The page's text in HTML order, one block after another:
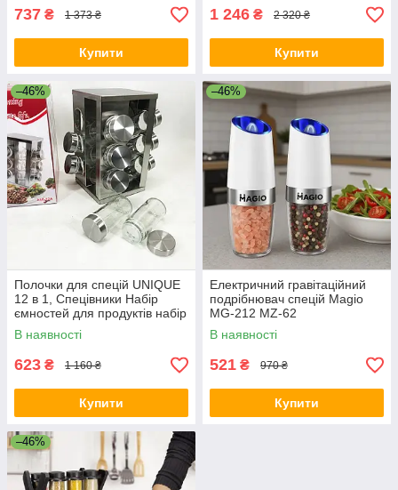
737 ₴ 1 373 ₴
Купити
1 246 ₴ 2 320 ₴
Купити
–46%
Полочки для спецій UNIQUE
12 в 1, Спецівники Набір
ємностей для продуктів набір
спецій BH-29
В наявності
623 ₴ 1 160 ₴
Купити
–46%
Електричний гравітаційний
подрібнювач спецій Magio
MG-212 MZ-62
В наявності
521 ₴ 970 ₴
Купити
–46%